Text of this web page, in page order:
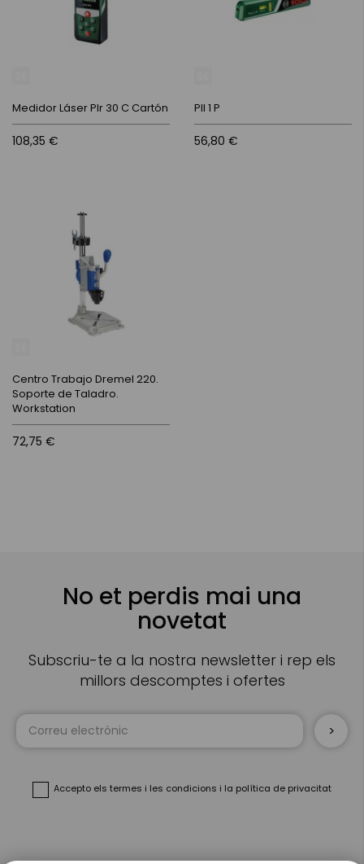
Medidor Láser Plr 30 C Cartón
108,35 €
Pll 1 P
56,80 €
Centro Trabajo Dremel 220.
Soporte de Taladro.
Workstation
72,75 €
No et perdis mai una
novetat
Subscriu-te a la nostra newsletter i rep els
millors descomptes i ofertes
Accepto els termes i les condicions i la política de privacitat